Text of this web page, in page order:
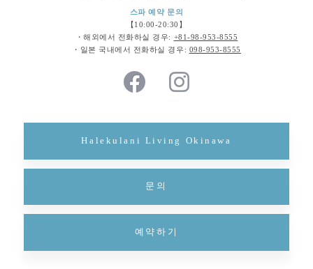
스파 예약 문의
【10:00-20:30】
・해외에서 전화하실 경우: +81-98-953-8555
・일본 국내에서 전화하실 경우: 098-953-8555
Halekulani Living Okinawa
문의
예약하기